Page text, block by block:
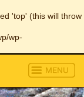
'top' (this will throw
wp-